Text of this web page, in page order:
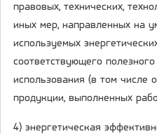
правовых, технических,
иных мер, направленных на
используемых
соответствующего
использования (в том числе
продукции, выполненных
4) энергетическая